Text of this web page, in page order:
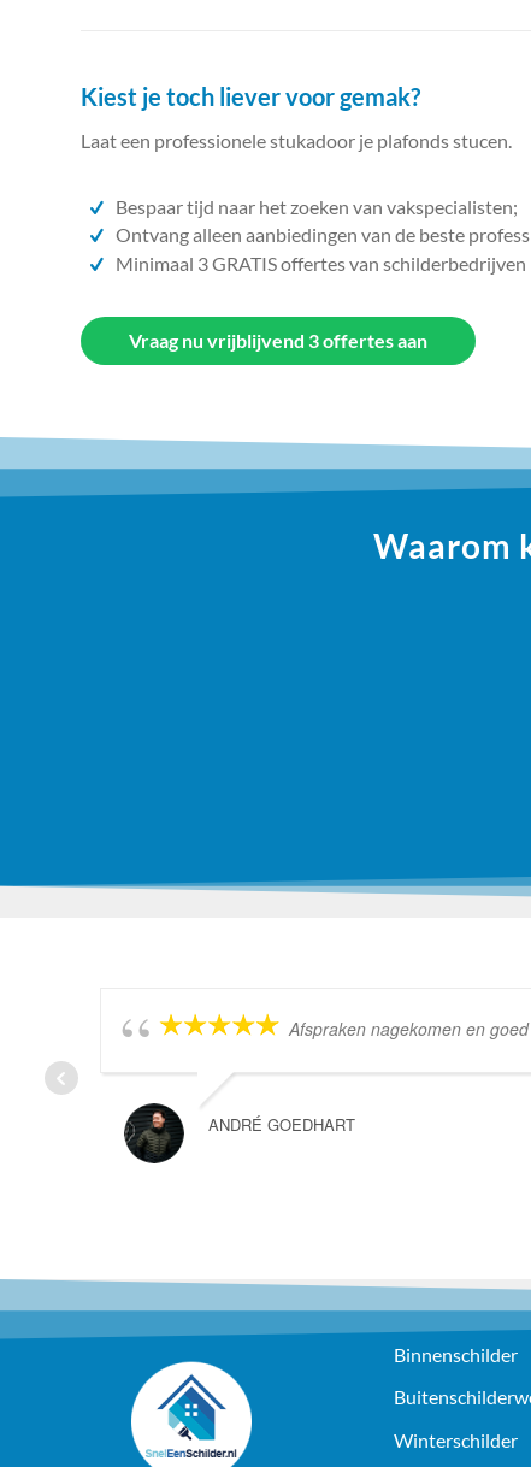
Kiest je toch liever voor gemak?
Laat een professionele stukadoor je plafonds stucen.
Bespaar tijd naar het zoeken van vakspecialisten;
Ontvang alleen aanbiedingen van de beste
Minimaal 3 GRATIS offertes van
Vraag nu vrijblijvend 3 offertes aan
Waarom
Afspraken nagekomen en
ANDRÉ GOEDHART
Binnenschilder
Winterschilder